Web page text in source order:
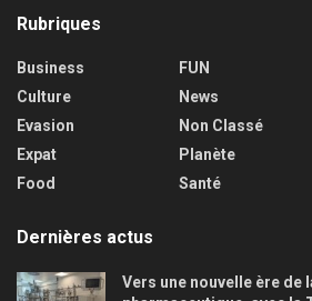
Rubriques
Business
Culture
Evasion
Expat
Food
FUN
News
Non Classé
Planète
Santé
Dernières actus
Vers une nouvelle ère de